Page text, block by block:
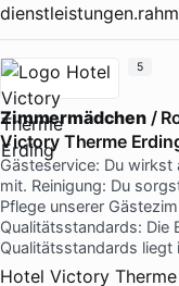
Zimmermädchen/
Victory Therme
Gästeservice: Du
mit. Reinigung: Du
Pflege unserer
Qualitätsstandards: Die
Qualitätsstandards liegt
Hotel Victory
5